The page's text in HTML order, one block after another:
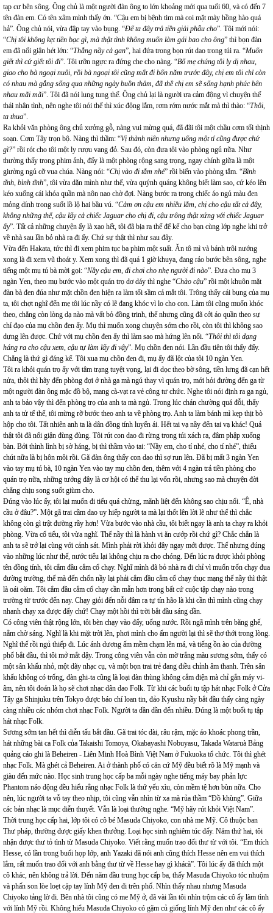
tạp cư bên sông. Ông chủ là một người đàn ông to lớn khoảng mới qua tuổi 60, và có đến 7
tên đàn em. Có tên xâm mình thấy ớn. “Cậu em bị bệnh tim mà coi mặt mày hồng hào quá
hả”. Ông chủ nói, vừa đập tay vào bụng. “Để ta đây trả tiền giải phẫu cho”. Tôi mới nói:
“Chị tôi không kẹt tiền bạc gì, mà thật tình không muốn làm gái bao cho ông” thì bọn đàn
em đã nổi giận hét lớn: “Thằng nầy cả gan”, hai đứa trong bọn rút dao trong túi ra. “Muốn
giết thì cứ giết tôi đi”. Tôi ưỡn ngực ra đứng che cho nàng. “Bố mẹ chúng tôi ly dị nhau,
giao cho bà ngoại nuôi, rồi bà ngoại tôi cũng mất đi bốn năm trước đây, chị em tôi chỉ còn
có nhau mà gắng sống qua những ngày buồn thảm, đã thề chị em sẽ sống hạnh phúc bên
nhau mãi mãi”. Tôi đã nói lung tung thế. Ông chủ lại là người ưa cảm động vì chuyện thế
thái nhân tình, nên nghe tôi nói thế thì xúc động lắm, rơm rớm nước mắt mà thì thào: “Thôi,
ta thua”.
Ra khỏi văn phòng ông chủ xưởng gỗ, nàng vui mừng quá, đã đãi tôi một chầu cơm tối thịnh
soạn. Cơm Tây trọn bộ. Nàng thì thầm: “Vị thành niên nhưng uống một tí cũng được chứ
gì?” rồi rót cho tôi một ly rượu vang đỏ. Sau đó, còn đưa tôi vào phòng ngủ nữa. Như
thường thấy trong phim ảnh, đấy là một phòng rộng sang trọng, ngay chính giữa là một
giường ngủ cỡ vua chúa. Nàng nói: “Chị vào đi tắm nhé” rồi biến vào phòng tắm. “Bình
tĩnh, bình tĩnh”, tôi vừa dặn mình như thế, vừa quýnh quáng không biết làm sao, cứ kéo lên
kéo xuống cái khóa quần mà nôn nao chờ đợi. Nàng bước ra trong chiếc áo ngủ màu đen
mỏng dính trong suốt lồ lộ hai bầu vú. “Cảm ơn cậu em nhiều lắm, chị cho cậu tất cả đây,
không những thế, cậu lấy cả chiếc Jaguar cho chị đi, cậu trông thật xứng với chiếc Jaguar
ấy”. Tất cả những chuyện ấy là xạo hết, tôi đã bịa ra thế để kể cho bạn cùng lớp nghe khi trở
về nhà sau lần bỏ nhà ra đi ấy. Chứ sự thật thì như sau đây.
Vừa đến Hakata, tức thì đi xem phim tục ba phim một suất. Ăn tô mì và bánh trôi nướng
xong là đi xem vũ thoát y. Xem xong thì đã quá 1 giờ khuya, đang rảo bước bên sông, nghe
tiếng một mụ tú bà mời gọi: “Nầy cậu em, đi chơi cho nhẹ người đi nào”. Đưa cho mụ 3
ngàn Yen, theo mụ bước vào một quán trọ dơ dáy thì nghe “Chào cậu” rồi một khuôn mặt
đàn bà đen đúa như mặt chồn đen hiện ra làm tối sầm cả mắt tôi. Trông thấy cái bụng của mụ
ta, tôi chợt nghĩ đến mẹ tôi lúc nầy có lẽ đang khóc vì lo cho con. Làm tôi cũng muốn khóc
theo, chẳng còn lòng dạ nào mà vất bỏ đồng trinh, thế nhưng cũng đã cởi áo quần theo sự
chỉ đạo của mụ chồn đen ấy. Mụ thì muốn xong chuyện sớm cho rồi, còn tôi thì không sao
dựng lên được. Chứ với mụ chồn đen ấy thì làm sao mà hứng lên nổi. “Thôi thì tôi dạng
háng ra cho cậu xem, cậu tự làm lấy đi vậy”. Mụ chồn đen nói. Lần đầu tiên tôi thấy đấy.
Chẳng là thứ gì đáng kể. Tôi xua mụ chồn đen đi, mụ ấy đã lột của tôi 10 ngàn Yen.
Tôi ra khỏi quán trọ ấy với tâm trạng tuyệt vọng, lại đi dọc theo bờ sông, tiền lưng đã cạn hết
nửa, thôi thì hãy đến phòng đợi ở nhà ga mà ngủ thay vì quán trọ, mới hỏi đường đến ga từ
một người đàn ông mặc đồ bộ, mang cà-vạt ra vẻ công tư chức. Nghe tôi nói định ra ga ngủ,
anh ta bảo vậy thì đến phòng trọ của anh ta mà ngủ. Trong lúc chán chường quá đỗi, thấy
anh ta tử tế thế, tôi mừng rỡ bước theo anh ta về phòng trọ. Anh ta làm bánh mì kẹp thịt bò
hộp cho tôi. Tất nhiên anh ta là dân đồng tính luyến ái. Hết tai vạ nầy đến tai vạ khác! Quả
thật tôi đã nổi giận đùng đùng. Tôi rút con dao đi rừng trong túi xách ra, đâm phập xuống
bàn. Bởi thình lình bị sờ háng, bị thì thầm vào tai: “Nầy em, cho tí nhé, cho tí nhé”, thiếu
chút nữa là bị hôn môi rồi. Gã đàn ông thấy con dao thì sợ run lên. Đã bị mất 3 ngàn Yen
vào tay mụ tú bà, 10 ngàn Yen vào tay mụ chồn đen, thêm với 4 ngàn trả tiền phòng cho
quán trọ nữa, những tưởng đây là cơ hội có thể thu lại vốn rồi, nhưng sao mà chuyện đời
chẳng chịu song suốt giùm cho.
Đúng vào lúc ấy, tôi lại muốn đi tiểu quá chừng, mãnh liệt đến không sao chịu nổi. “Ê, nhà
cầu ở đâu?”. Một gã trai cầm dao uy hiếp người ta mà lại thốt lên lời lẽ như thế thì chắc
không còn gì trật đường rầy hơn! Vừa bước vào nhà cầu, tôi biết ngay là anh ta chạy ra khỏi
phòng. Vừa cố tiểu, tôi vừa nghĩ. Thế nầy thì là hành vi ăn cướp rồi chứ gì? Chắc chắn là
anh ta sẽ trở lại cùng với cảnh sát. Mình phải rời khỏi đây ngay mới được. Thế nhưng đúng
vào những lúc như thế, nước tiểu lại không chịu ra cho chóng. Đến lúc ra được khỏi phòng
tên đồng tính, tôi cắm đầu cắm cổ chạy. Nghĩ mình đã bỏ nhà ra đi chỉ vì muốn trốn chạy đua
đường trường, thế mà đến chốn nầy lại phải cắm đầu cắm cổ chạy thục mạng thế nầy thì thật
là oái oăm. Tôi cắm đầu cắm cổ chạy cần mẫn hơn trong bất cứ cuộc tập chạy nào trong
trường từ trước đến nay. Chạy giỏi đến nỗi đâm ra tự tín hão là khi cần thì mình cũng chạy
nhanh chạy xa được đấy chứ! Chạy một hồi thì trời bắt đầu sáng dần.
Có công viên thật rộng lớn, tôi bèn chạy vào đấy, uống nước. Rồi ngã mình trên băng ghế,
nằm chờ sáng. Nghĩ là khi mặt trời lên, phơi mình cho ấm người lại thì sẽ thơ thới trong lòng.
Nghĩ thế rồi ngủ thiếp đi. Lúc ánh dương ấm mềm chạm lên má, và tiếng ồn ào của đường
phố bắt đầu, thì tôi mở mắt dậy. Trong công viên vẫn còn mờ trắng màu sương sớm, thấy có
một sân khấu nhỏ, một dãy nhạc cụ, và một bọn trai trẻ đang điều chỉnh âm thanh. Trên sân
khấu không có trống, đàn ghi-ta cũng là loại đàn thùng không cắm điện mà chỉ gắn máy vi-
âm, nên tôi đoán là họ sẽ chơi nhạc dân dao Folk. Từ khi các buổi tụ tập hát nhạc Folk ở Cửa
Tây ga Shinjuku trên Tokyo được báo chí loan tin, đảo Kyushu nầy bắt đầu thấy càng ngày
càng nhiều các nhóm chơi nhạc Folk. Người ta dần dần đến nhiều. Đúng là một buổi tụ tập
hát nhạc Folk.
Sương sớm tan hết thì diễn tấu bắt đầu. Gã trai tóc dài, râu rậm, mặc áo khoác phong trần,
hát những bài ca Folk của Takaishi Tomoya, Okabayashi Nobuyasu, Takada Wataruà Bảng
quảng cáo ghi là Beheiren - Liên Minh Hoà Bình Việt Nam ở Fukuoka tổ chức. Tôi thì ghét
nhạc Folk. Mà ghét cả Beheiren. Ai ở thành phố có căn cứ Mỹ đều biết rõ là Mỹ mạnh và
giàu đến mức nào. Học sinh trung học cấp ba mỗi ngày nghe tiếng máy bay phản lực
Phantom náo động đều hiểu rằng nhạc Folk là thứ yếu xìu, còn mềm tệ hơn bùn nữa. Cho
nên, lúc người ta vỗ tay theo nhịp, tôi cũng vẫn nhìn từ xa mà rủa thầm “Đồ khùng”. Giữa
các bản nhạc là mục diễn thuyết. Vẫn là loại thường nghe. “Mỹ hãy rút khỏi Việt Nam”.
Thời trung học cấp hai, lớp tôi có cô bé Masuda Chiyoko, con nhà me Mỹ. Cô thuộc ban
Thư pháp, thường được giấy khen thưởng. Loại học sinh nghiêm túc đấy. Năm thứ hai, tôi
nhận được thư tỏ tình từ Masuda Chiyoko. Viết rằng muốn trao đổi thư từ với tôi. “Em thích
Hesse, có lần trong buổi họp lớp, anh Yazaki đã nói anh cũng thích Hesse nên em vui thích
lắm, rất muốn trao đổi với anh bằng thư từ về Hesse hay gì khácà”. Tôi lúc ấy đã thích một
cô khác, nên không trả lời. Đến năm đầu trung học cấp ba, thấy Masuda Chiyoko tóc nhuộm
và phấn son lòe loẹt cặp tay lính Mỹ đen đi trên phố. Nhìn thấy nhau nhưng Masuda
Chiyoko tảng lờ đi. Bên nhà tôi cũng có me Mỹ ở, đã vài lần tôi nhìn trộm các cô ấy làm tình
với lính Mỹ rồi. Không hiểu Masuda Chiyoko có gặm củ giống lính Mỹ đen như các cô ấy